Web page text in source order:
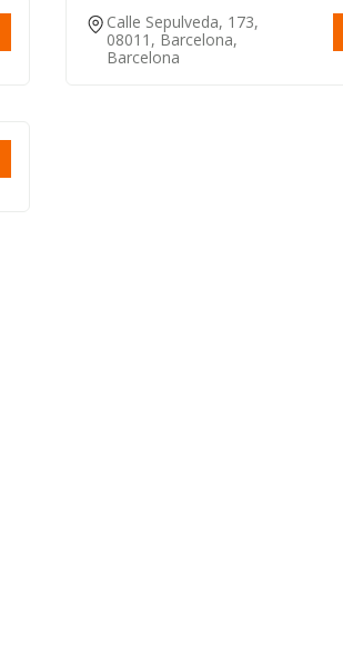
Calle Sepulveda, 173,
08011, Barcelona,
Barcelona